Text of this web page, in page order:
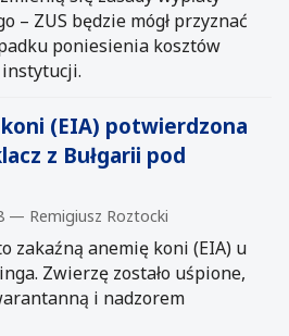
– ZUS będzie mógł przyznać
poniesienia kosztów
(EIA) potwierdzona
z Bułgarii pod
— Remigiusz Roztocki
zakaźną anemię koni (EIA) u
Zwierzę zostało uśpione,
i nadzorem